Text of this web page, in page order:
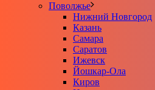
Поволжье
Нижний Новгород
Казань
Самара
Саратов
Ижевск
Йошкар-Ола
Киров